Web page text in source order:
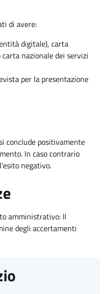
di avere:
digitale), carta
nazionale dei servizi
per la presentazione
conclude positivamente
In caso contrario
negativo.
amministrativo: Il
degli accertamenti